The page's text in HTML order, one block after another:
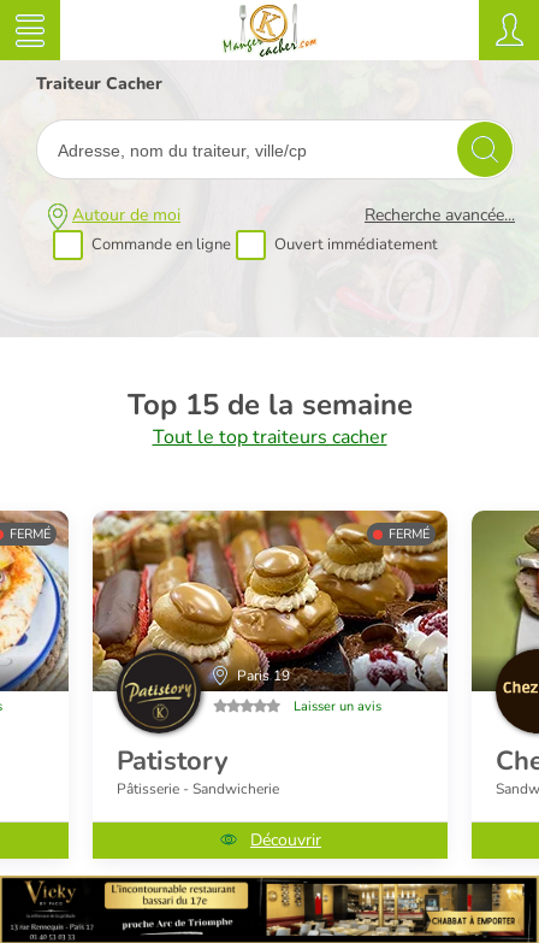
Traiteur Cacher
Autour de moi
Commande en ligne Ouvert immédiatement
Recherche avancée...
Top 15 de la semaine
Tout le top traiteurs cacher
FERMÉ FERMÉ
Paris 19
Laisser un avis
Patistory
Pâtisserie - Sandwicherie
Découvrir